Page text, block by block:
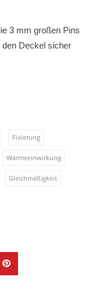
3 mm großen Pins
Deckel sicher
Fixierung
Wärmeeinwirkung
Gleichmäßigkeit